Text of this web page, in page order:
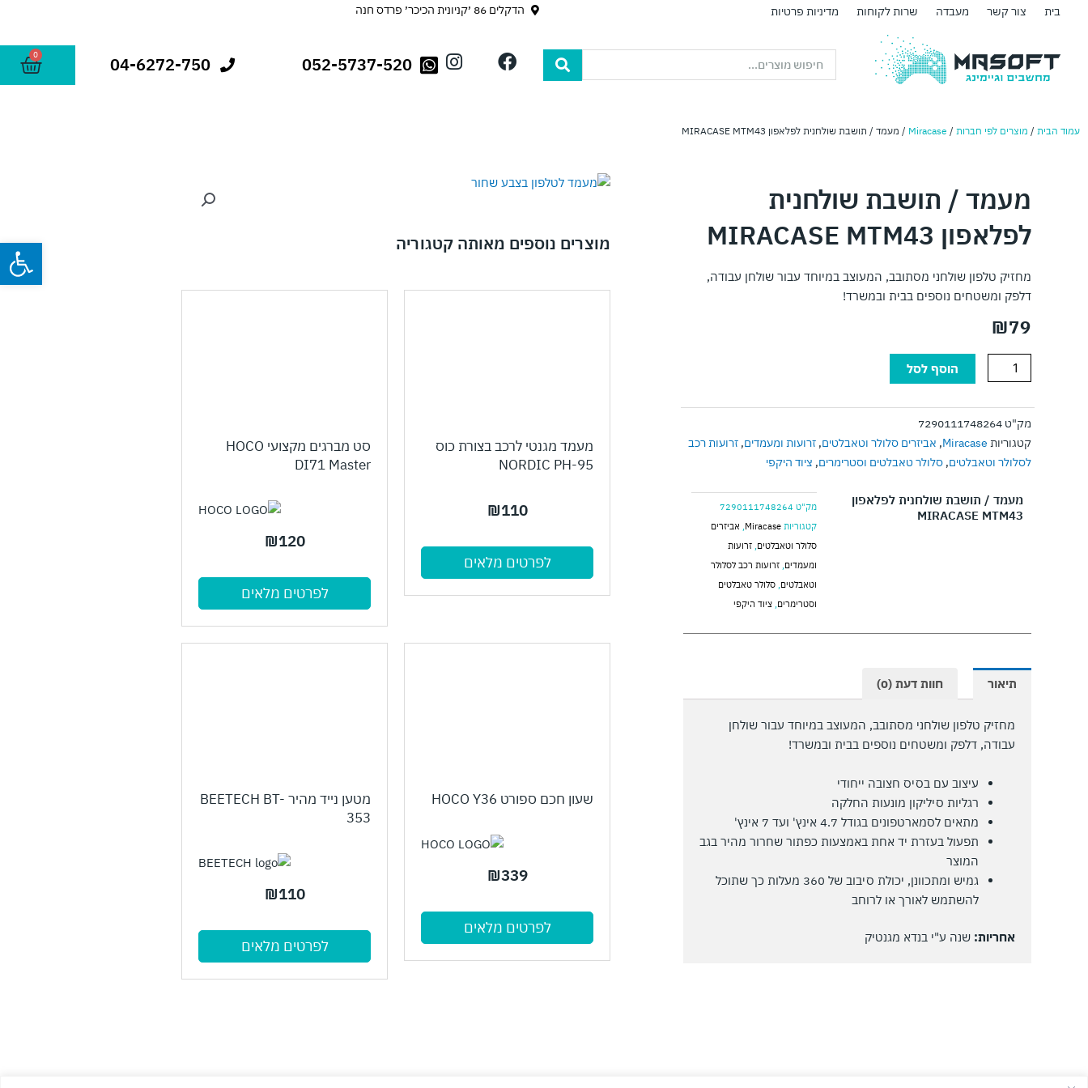
בית צור קשר מעבדה שרות לקוחות מדיניות פרטיות הדקלים 86 ׳קניונית הכיכר׳ פרדס חנה
...
F
k
I
052-5737-520
04-6272-750
0
עמוד הבית / מוצרים לפי חברות /
Miracase / מעמד / תושבת שולחנית לפלאפון MIRACASE MTM43
מעמד / תושבת שולחנית
לפלאפון MIRACASE MTM43
מחזיק טלפון שולחני מסתובב, המעוצב במיוחד עבור שולחן עבודה,
דלפק ומשטחים נוספים בבית ובמשרד!
₪79
כמות
של
/
תושבת
שולחנית
MIRACASE
MTM43
הוסף לסל
מק"ט 7290111748264
קטגוריות Miracase
, אביזרים סלולר וטאבלטים, זרועות ומעמדים, זרועות רכב
לסלולר וטאבלטים, סלולר טאבלטים וסטרימרים, ציוד היקפי
מעמד / תושבת שולחנית לפלאפון
MIRACASE MTM43
מק"ט 7290111748264
קטגוריות Miracase
, אביזרים
סלולר וטאבלטים, זרועות
ומעמדים, זרועות רכב לסלולר
וטאבלטים, סלולר טאבלטים
וסטרימרים, ציוד היקפי
תיאור חוות דעת (0)
מחזיק טלפון שולחני מסתובב, המעוצב במיוחד עבור שולחן
עבודה, דלפק ומשטחים נוספים בבית ובמשרד!
עיצוב עם בסיס חצובה ייחודי
רגליות סיליקון מונעות החלקה
מתאים לסמארטפונים בגודל 4.7 אינץ' ועד 7 אינץ'
תפעול בעזרת יד אחת באמצעות כפתור שחרור מהיר בגב
המוצר
גמיש ומתכוונן, יכולת סיבוב של 360 מעלות כך שתוכל
להשתמש לאורך או לרוחב
אחריות: שנה ע"י בנדא מגנטיק
מוצרים נוספים מאותה קטגוריה
מעמד מגנטי לרכב בצורת כוס
NORDIC PH-95
₪110
לפרטים מלאים
סט מברגים מקצועי HOCO
DI71 Master
₪120
לפרטים מלאים
שעון חכם ספורט HOCO Y36
₪339
לפרטים מלאים
מטען נייד מהיר BEETECH BT-
353
₪110
לפרטים מלאים